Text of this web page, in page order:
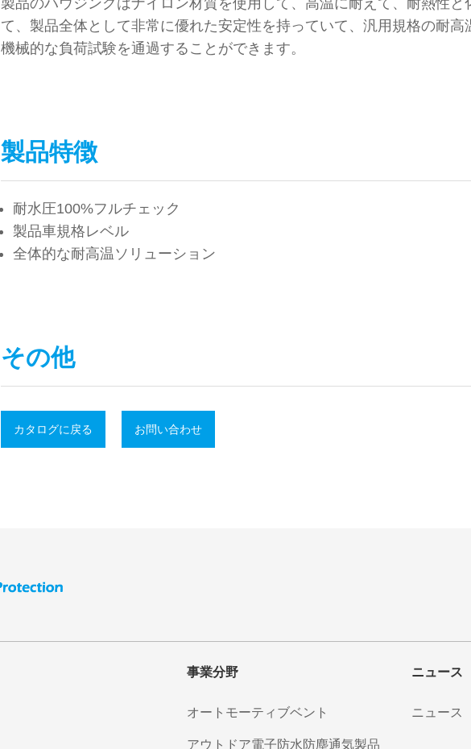
製品のハウジングはナイロン材質を使用して、高温に耐えて、耐熱性
て、製品全体として非常に優れた安定性を持っていて、汎用規格の耐
機械的な負荷試験を通過することができます。
製品特徴
耐水圧100%フルチェック
製品車規格レベル
全体的な耐高温ソリューション
その他
カタログに戻る お問い合わせ
事業分野
オートモーティブベント
アウトドア電子防水防塵通気製品
ニュー
ニュース